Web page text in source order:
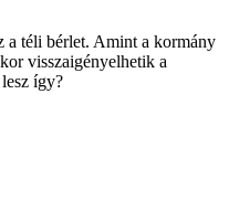
téli bérlet. Amint a kormány
visszaigényelhetik a
így?